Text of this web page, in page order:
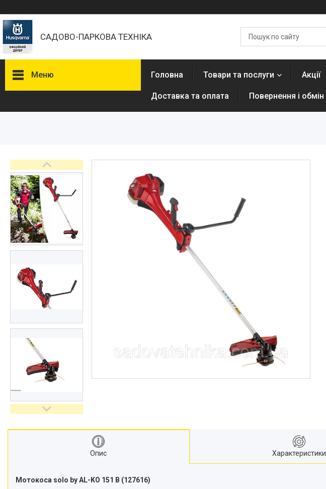
САДОВО-ПАРКОВА ТЕХНІКА
Меню
Мотокоси та тримери
Висоторізи
Кущорізи
Роботи-газонокосарки
Дровоколи
Генератори
Насоси водяні/мотопомпи
Повітродувки і садові
пилососи
Обприскувачі
Мотобури
Мийки високого тискуху
Віброплити
Бензорізи
Подрібнювачі гілок
Райдери
Головна Товари та послуги Акції
Доставка та оплата Повернення і обмін
Опис Характеристики
Мотокоса solo by AL-KO 151 В (127616)